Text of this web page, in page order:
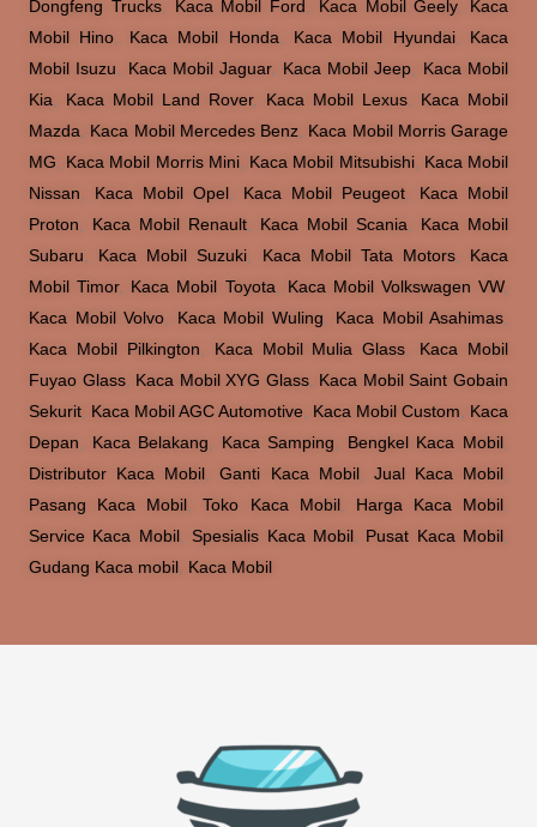
Dongfeng Trucks, Kaca Mobil Ford Kaca Mobil Geely, Kaca
Mobil Hino
Kaca Mobil Honda Kaca Mobil Hyundai, Kaca
Mobil Isuzu
Kaca Mobil Jaguar, Kaca Mobil Jeep
Kaca Mobil
Kia
Kaca Mobil Land Rover, Kaca Mobil Lexus
Kaca Mobil
Mazda
Kaca Mobil Mercedes Benz Kaca Mobil Morris Garage
MG
Kaca Mobil Morris Mini, Kaca Mobil Mitsubishi, Kaca Mobil
Nissan
Kaca Mobil Opel Kaca Mobil Peugeot
Kaca Mobil
Proton
Kaca Mobil Renault Kaca Mobil Scania
Kaca Mobil
Subaru
Kaca Mobil Suzuki Kaca Mobil Tata Motors, Kaca
Mobil Timor, Kaca Mobil Toyota Kaca Mobil Volkswagen VW,
Kaca Mobil Volvo
Kaca Mobil Wuling Kaca Mobil Asahimas
Kaca Mobil Pilkington
Kaca Mobil Mulia Glass
Kaca Mobil
Fuyao Glass, Kaca Mobil XYG Glass, Kaca Mobil Saint Gobain
Sekurit Kaca Mobil AGC Automotive Kaca Mobil Custom
Kaca
Depan
Kaca Belakang Kaca Samping Bengkel Kaca Mobil
Distributor Kaca Mobil ,Ganti Kaca Mobil, Jual Kaca Mobil
Pasang Kaca Mobil ,Toko Kaca Mobil, Harga Kaca Mobil
Service Kaca Mobil, Spesialis Kaca Mobil, Pusat Kaca Mobil
Gudang Kaca mobil Kaca Mobil